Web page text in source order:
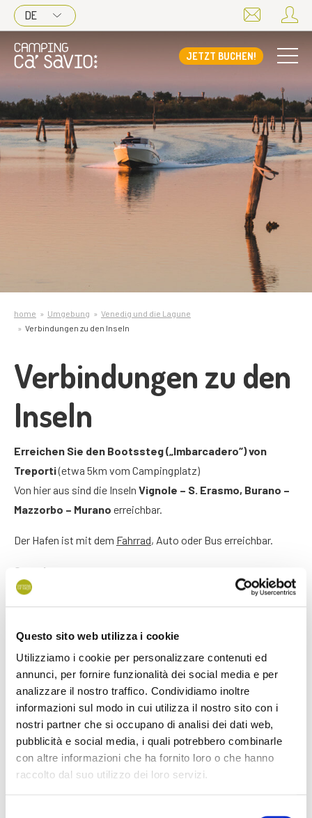
Questo sito web utilizza i cookie
Utilizziamo i cookie per personalizzare contenuti ed
annunci, per fornire funzionalità dei social media e per
analizzare il nostro traffico. Condividiamo inoltre
informazioni sul modo in cui utilizza il nostro sito con i
nostri partner che si occupano di analisi dei dati web,
pubblicità e social media, i quali potrebbero combinarle
con altre informazioni che ha fornito loro o che hanno
raccolto dal suo utilizzo dei loro servizi.
DE
JETZT BUCHEN!
home Umgebung
Venedig und die Lagune
Verbindungen zu den Inseln
Verbindungen zu den
Inseln
Erreichen Sie den Bootssteg („Imbarcadero“) von
Treporti(etwa 5km vom Campingplatz)
Von hier aus sind die Inseln Vignole – S. Erasmo, Burano –
Mazzorbo – Murano erreichbar.
Der Hafen ist mit dem Fahrrad, Auto oder Bus erreichbar.
Strecke
Mit dem Fahrrad oder dem Auto fahren Sie bis zum Ende der
Treporti und folgen Sie den Beschilderungen “
Fahrkarten:
Die Karten werden direkt beimCustomer Care Büroverkauft.
Kinder bis zu 6 Jahren fahren kostenlos.
KombiTicket 24 Stunde für
Bus+Fähre+Schifffahrtslinien Venedig: 31 €.